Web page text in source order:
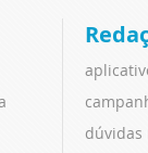
dúvidas